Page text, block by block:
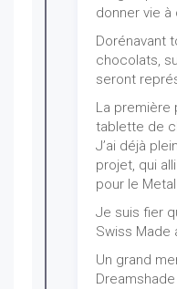
donner vie à
Dorénavant
chocolats,
seront
La première
tablette de
J’ai déjà
projet, qui
pour le
Je suis fier
Swiss Made
Un grand